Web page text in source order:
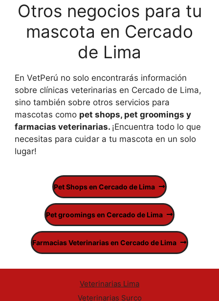
Otros negocios para tu
mascota en Cercado
de Lima
En VetPerú no solo encontrarás información
sobre clínicas veterinarias en Cercado de Lima,
sino también sobre otros servicios para
mascotas como pet shops, pet groomings y
farmacias veterinarias. ¡Encuentra todo lo que
necesitas para cuidar a tu mascota en un solo
lugar!
Pet Shops en Cercado de Lima
Pet groomings en Cercado de Lima
Farmacias Veterinarias en Cercado de Lima
Veterinarias Lima
Veterinarias Surco